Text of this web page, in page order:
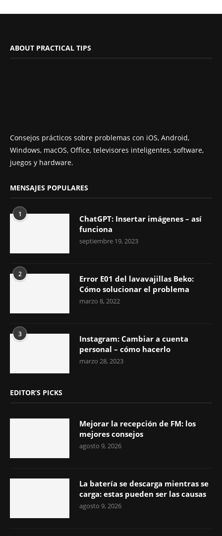
ABOUT PRACTICAL TIPS
Consejos prácticos sobre problemas con iOS, Android,
Windows, macOS, Office, televisores inteligentes, software,
juegos y hardware.
MENSAJES POPULARES
1
ChatGPT: Insertar imágenes – así
funciona
septiembre 19, 2023
2
Error E01 del lavavajillas Beko:
Cómo solucionar el problema
marzo 8, 2022
3
Instagram: Cambiar a cuenta
personal – cómo hacerlo
marzo 28, 2023
EDITOR’S PICKS
Mejorar la recepción de FM: los
mejores consejos
agosto 9, 2026
La batería se descarga mientras se
carga: estas pueden ser las causas
agosto 9, 2026